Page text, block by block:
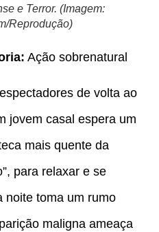
e Terror. (Imagem:
Reprodução)
Ação sobrenatural
de volta ao
jovem casal espera um
mais quente da
para relaxar e se
noite toma um rumo
maligna ameaça